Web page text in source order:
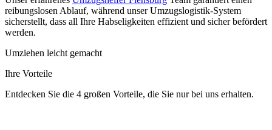
reibungslosen Ablauf, während unser Umzugslogistik-System
sicherstellt, dass all Ihre Habseligkeiten effizient und sicher befördert
werden.
Umziehen leicht gemacht
Ihre Vorteile
Entdecken Sie die 4 großen Vorteile, die Sie nur bei uns erhalten.